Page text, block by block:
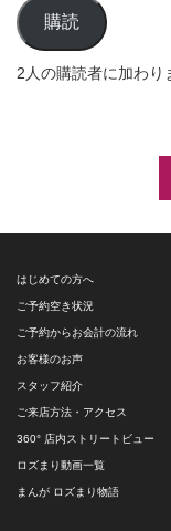
ル
ア
ド
レ
購読
2人の購読者に加わり
はじめての方へ
ご予約空き状況
ご予約からお会計の流れ
お客様のお声
スタッフ紹介
ご来店方法・アクセス
360° 店内ストリートビュー
ロズまり動画一覧
まんが ロズまり物語